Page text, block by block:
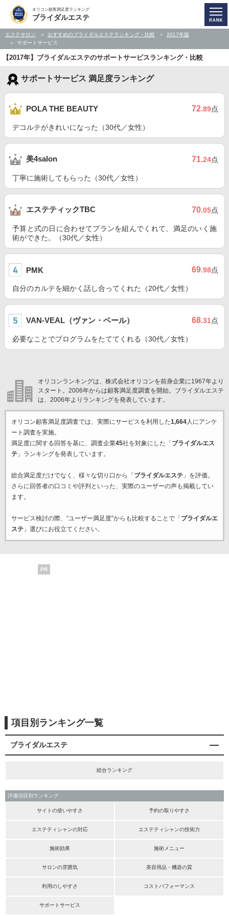
オリコン顧客満足度ランキング
ブライダルエステ
エステサロン おすすめのブライダルエステランキング・比較
2017年版
サポートサービス
【2017年】ブライダルエステのサポートサービスランキング・比較
サポートサービス 満足度ランキング
POLA THE BEAUTY 72.89点
デコルテがきれいになった（30代／女性）
美4salon 71.24点
丁寧に施術してもらった（30代／女性）
エステティックTBC 70.05点
予算と式の日に合わせてプランを組んでくれて、満足のいく施
術ができた。（30代／女性）
PMK 69.98点
自分のカルテを細かく話し合ってくれた（20代／女性）
VAN-VEAL（ヴァン・ベール） 68.31点
必要なことでプログラムをたててくれる（30代／女性）
オリコンランキングは、株式会社オリコンを前身企業に1967年より
スタート。2006年からは顧客満足度調査を開始。ブライダルエステ
は、2006年よりランキングを発表しています。
オリコン顧客満足度調査では、実際にサービスを利用した1,664人にアンケ
ート調査を実施。
満足度に関する回答を基に、調査企業45社を対象にした「 ブライダルエス
テ」ランキングを発表しています。
総合満足度だけでなく、様々な切り口から「 ブライダルエステ」を評価。
さらに回答者の口コミや評判といった、実際のユーザーの声も掲載してい
ます。
サービス検討の際、“ユーザー満足度”からも比較することで「 ブライダルエ
ステ」選びにお役立てください。
PR
項目別ランキング一覧
ブライダルエステ
総合ランキング
評価項目別ランキング
サイトの使いやすさ 予約の取りやすさ
エステティシャンの対応 エステティシャンの技術力
施術効果 施術メニュー
サロンの雰囲気 美容用品・機器の質
利用のしやすさ コストパフォーマンス
サポートサービス